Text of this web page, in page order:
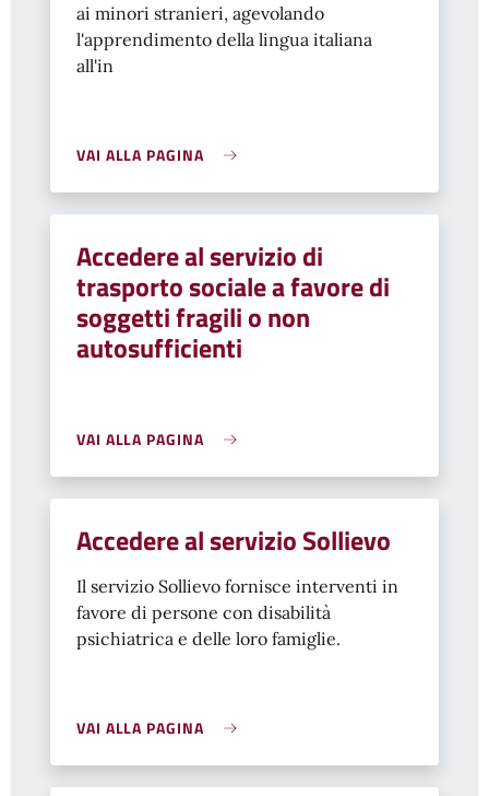
ai minori stranieri, agevolando
l'apprendimento della lingua italiana
all'in
VAI ALLA PAGINA
Accedere al servizio di
trasporto sociale a favore di
soggetti fragili o non
autosufficienti
VAI ALLA PAGINA
Accedere al servizio Sollievo
Il servizio Sollievo fornisce interventi in
favore di persone con disabilità
psichiatrica e delle loro famiglie.
VAI ALLA PAGINA